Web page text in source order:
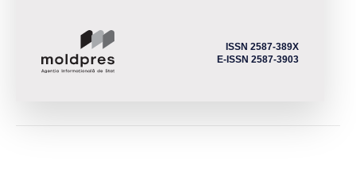
ISSN 2587-389X
E-ISSN 2587-3903